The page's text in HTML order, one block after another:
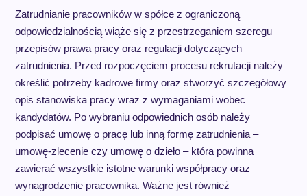
Zatrudnianie pracowników w spółce z ograniczoną
odpowiedzialnością wiąże się z przestrzeganiem szeregu
przepisów prawa pracy oraz regulacji dotyczących
zatrudnienia. Przed rozpoczęciem procesu rekrutacji należy
określić potrzeby kadrowe firmy oraz stworzyć szczegółowy
opis stanowiska pracy wraz z wymaganiami wobec
kandydatów. Po wybraniu odpowiednich osób należy
podpisać umowę o pracę lub inną formę zatrudnienia –
umowę-zlecenie czy umowę o dzieło – która powinna
zawierać wszystkie istotne warunki współpracy oraz
wynagrodzenie pracownika. Ważne jest również